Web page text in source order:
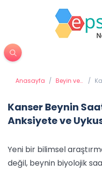
Anasayfa / Beyin ve
/
Kanser Beynin
Anksiyete ve
Yeni bir bilimsel
değil, beynin biyolojik